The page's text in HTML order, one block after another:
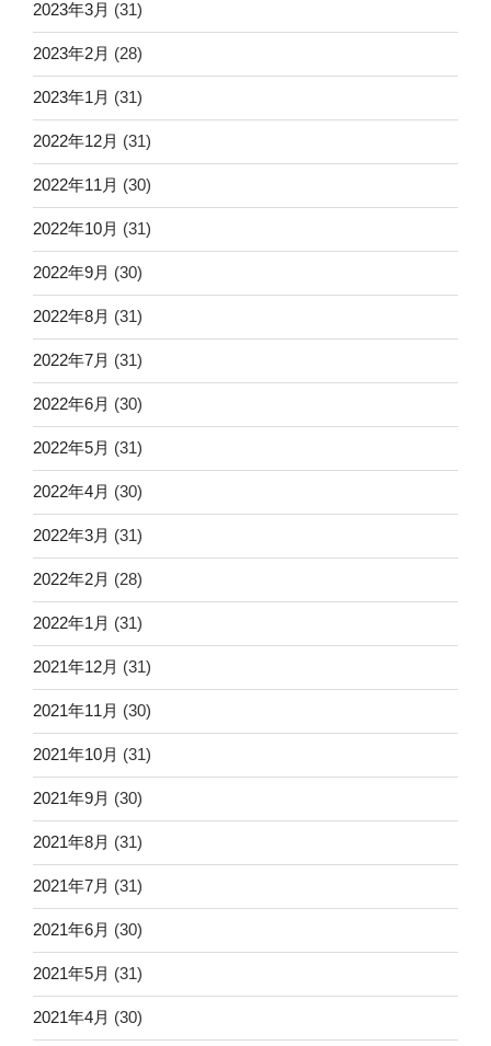
2023年3月 (31)
2023年2月 (28)
2023年1月 (31)
2022年12月 (31)
2022年11月 (30)
2022年10月 (31)
2022年9月 (30)
2022年8月 (31)
2022年7月 (31)
2022年6月 (30)
2022年5月 (31)
2022年4月 (30)
2022年3月 (31)
2022年2月 (28)
2022年1月 (31)
2021年12月 (31)
2021年11月 (30)
2021年10月 (31)
2021年9月 (30)
2021年8月 (31)
2021年7月 (31)
2021年6月 (30)
2021年5月 (31)
2021年4月 (30)